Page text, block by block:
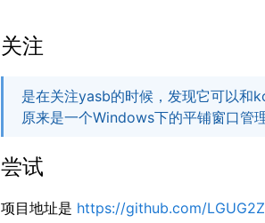
关注
是在关注yasb的时候，发现它可以
原来是一个Windows下的平铺窗口管理
尝试
项目地址是 https://github.com/